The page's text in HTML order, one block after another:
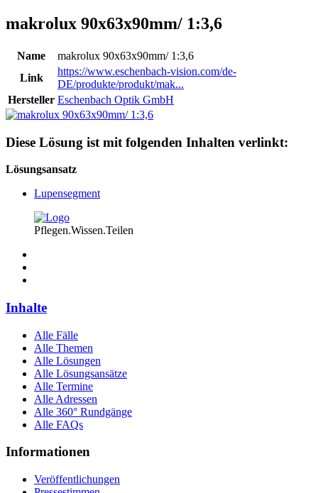
makrolux 90x63x90mm/ 1:3,6
Name
makrolux 90x63x90mm/ 1:3,6
Link
https://www.eschenbach-vision.com/de-
DE/produkte/produkt/mak...
Hersteller Eschenbach Optik GmbH
Diese Lösung ist mit folgenden Inhalten verlinkt:
Lösungsansatz
Lupensegment
Pflegen.Wissen.Teilen
Inhalte
Alle Fälle
Alle Themen
Alle Lösungen
Alle Lösungsansätze
Alle Termine
Alle Adressen
Alle 360° Rundgänge
Alle FAQs
Informationen
Veröffentlichungen